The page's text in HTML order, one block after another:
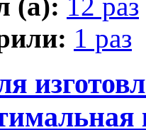
1 раз